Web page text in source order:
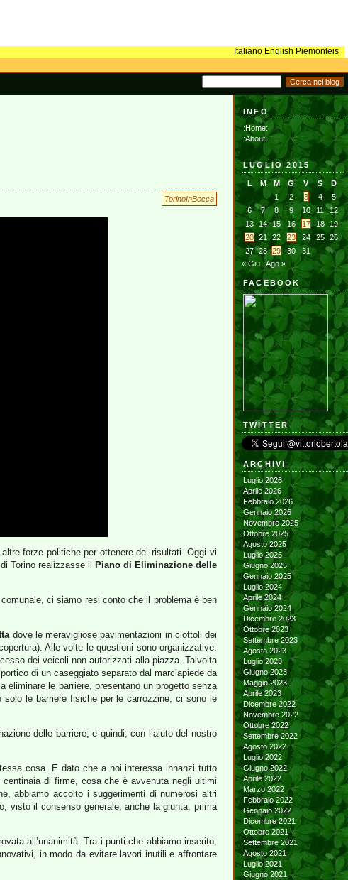
Italiano English Piemonteis
TorinoInBocca
forze politiche per ottenere dei risultati. Oggi vi
Torino realizzasse il
Piano di Eliminazione delle
ci siamo resi conto che il problema è ben
dove le meravigliose pavimentazioni in ciottoli dei
Alle volte le questioni sono organizzative:
dei veicoli non autorizzati alla piazza. Talvolta
di un caseggiato separato dal marciapiede da
eliminare le barriere, presentano un progetto senza
solo le barriere fisiche per le carrozzine; ci sono le
delle barriere; e quindi, con l’aiuto del nostro
cosa. E dato che a noi interessa innanzi tutto
centinaia di firme, cosa che è avvenuta negli ultimi
abbiamo accolto i suggerimenti di numerosi altri
visto il consenso generale, anche la giunta, prima
all’unanimità. Tra i punti che abbiamo inserito,
in modo da evitare lavori inutili e affrontare
INFO
:Home:
:About:
LUGLIO 2015
L M M G V S
D
1
2 3 4
5
6
7 8 9 10 11
12
13
14 15 16 17 18
19
20 21 22 23 24 25
26
27 28 29 30
31
« Giu
Ago »
FACEBOOK
TWITTER
ARCHIVI
Luglio 2026
Aprile 2026
Febbraio 2026
Gennaio 2026
Novembre 2025
Ottobre 2025
Agosto 2025
Luglio 2025
Giugno 2025
Gennaio 2025
Luglio 2024
Aprile 2024
Gennaio 2024
Dicembre 2023
Ottobre 2023
Settembre 2023
Agosto 2023
Luglio 2023
Giugno 2023
Maggio 2023
Aprile 2023
Dicembre 2022
Novembre 2022
Ottobre 2022
Settembre 2022
Agosto 2022
Luglio 2022
Giugno 2022
Aprile 2022
Marzo 2022
Febbraio 2022
Gennaio 2022
Dicembre 2021
Ottobre 2021
Settembre 2021
Agosto 2021
Luglio 2021
Giugno 2021